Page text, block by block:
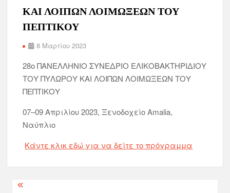
ΚΑΙ ΛΟΙΠΩΝ ΛΟΙΜΩΞΕΩΝ ΤΟΥ
ΠΕΠΤΙΚΟΥ
8 Μαρτίου 2023
28ο ΠΑΝΕΛΛΗΝΙΟ ΣΥΝΕΔΡΙΟ ΕΛΙΚΟΒΑΚΤΗΡΙΔΙΟΥ
ΤΟΥ ΠΥΛΩΡΟΥ ΚΑΙ ΛΟΙΠΩΝ ΛΟΙΜΩΞΕΩΝ ΤΟΥ
ΠΕΠΤΙΚΟΥ
07–09 Απριλίου 2023, Ξενοδοχείο Amalia,
Ναύπλιο
Κάντε κλικ εδώ για να δείτε το πρόγραμμα